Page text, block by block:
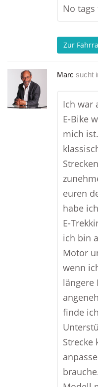
No
Zur
Marc sucht
Ich war
E-Bike
mich
euren
habe
E-
ich bin
Motor
wenn
längere
finde
Strecke